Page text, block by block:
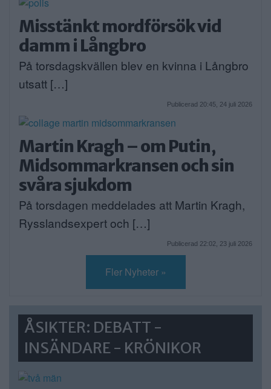
Misstänkt mordförsök vid
damm i Långbro
På torsdagskvällen blev en kvinna i Långbro
utsatt […]
Publicerad 20:45, 24 juli 2026
Martin Kragh – om Putin,
Midsommarkransen och sin
svåra sjukdom
På torsdagen meddelades att Martin Kragh,
Rysslandsexpert och […]
Publicerad 22:02, 23 juli 2026
Fler Nyheter »
ÅSIKTER: DEBATT -
INSÄNDARE - KRÖNIKOR